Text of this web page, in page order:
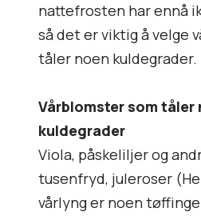
nattefrosten har ennå
så det er viktig å velge
tåler noen kuldegrader.
Vårblomster som tåler
kuldegrader
Viola, påskeliljer og
tusenfryd, juleroser
vårlyng er noen